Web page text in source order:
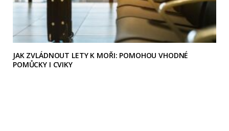
JAK ZVLÁDNOUT LETY K MOŘI: POMOHOU VHODNÉ
POMŮCKY I CVIKY